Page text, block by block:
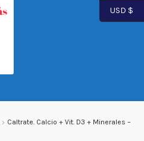
Caltrate. Calcio + Vit. D3 + Minerales –
USD $